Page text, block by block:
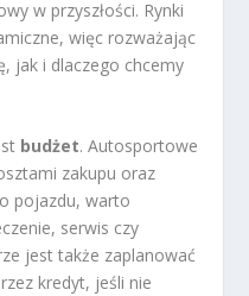
w przyszłości. Rynki
więc rozważając
jak i dlaczego chcemy
budżet. Autosportowe
zakupu oraz
pojazdu, warto
serwis czy
jest także zaplanować
kredyt, jeśli nie